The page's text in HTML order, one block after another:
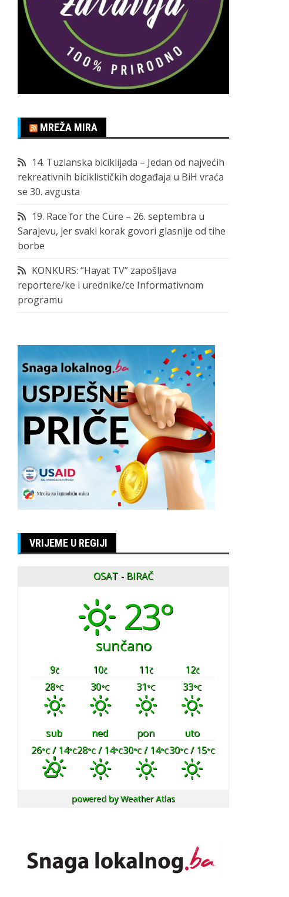
MREŽA MIRA
14. Tuzlanska biciklijada – Jedan od najvećih
rekreativnih biciklističkih događaja u BiH vraća
se 30. avgusta
19. Race for the Cure – 26. septembra u
Sarajevu, jer svaki korak govori glasnije od tihe
borbe
KONKURS: “Hayat TV” zapošljava
reportere/ke i urednike/ce Informativnom
programu
VRIJEME U REGIJI
OSAT - BIRAČ
23°
sunčano
9č 10č 11č 12č
28°C 30°C 31°C 33°C
sub ned pon
uto
26°C/ 14°C28°C/ 14°C30°C/ 14°C30°C/ 15°C
powered byWeather Atlas